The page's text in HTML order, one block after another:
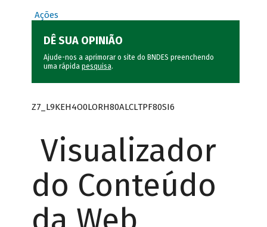
Ações
DÊ SUA OPINIÃO
Ajude-nos a aprimorar o site do BNDES preenchendo
uma rápida pesquisa.
Z7_L9KEH4O0LORH80ALCLTPF80SI6
Visualizador
do Conteúdo